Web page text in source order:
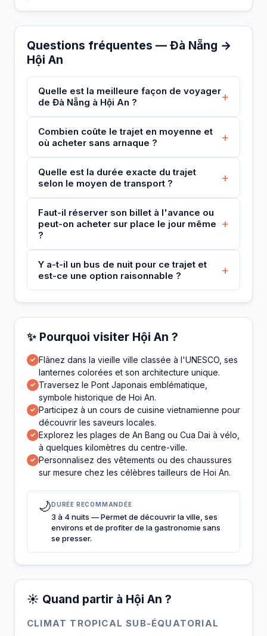
Questions fréquentes — Đà Nẵng →
Hội An
Quelle est la meilleure façon de voyager
de Đà Nẵng à Hội An ?
+
Combien coûte le trajet en moyenne et
où acheter sans arnaque ?
+
Quelle est la durée exacte du trajet
selon le moyen de transport ?
+
Faut-il réserver son billet à l'avance ou
peut-on acheter sur place le jour même
?
+
Y a-t-il un bus de nuit pour ce trajet et
est-ce une option raisonnable ?
+
✨ Pourquoi visiter Hội An ?
✓ Flânez dans la vieille ville classée à l'UNESCO, ses
lanternes colorées et son architecture unique.
✓ Traversez le Pont Japonais emblématique,
symbole historique de Hoi An.
✓ Participez à un cours de cuisine vietnamienne pour
découvrir les saveurs locales.
✓ Explorez les plages de An Bang ou Cua Dai à vélo,
à quelques kilomètres du centre-ville.
✓ Personnalisez des vêtements ou des chaussures
sur mesure chez les célèbres tailleurs de Hoi An.
🌙DURÉE RECOMMANDÉE
3 à 4 nuits — Permet de découvrir la ville, ses
environs et de profiter de la gastronomie sans
se presser.
☀️ Quand partir à Hội An ?
CLIMAT TROPICAL SUB-ÉQUATORIAL